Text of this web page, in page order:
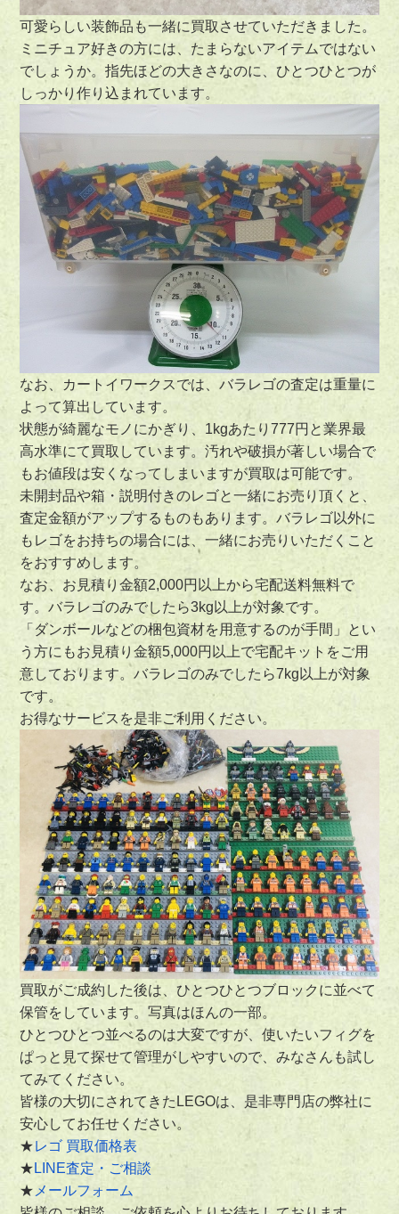
可愛らしい装飾品も一緒に買取させていただきました。
ミニチュア好きの方には、たまらないアイテムではない
でしょうか。指先ほどの大きさなのに、ひとつひとつが
しっかり作り込まれています。
なお、カートイワークスでは、バラレゴの査定は重量に
よって算出しています。
状態が綺麗なモノにかぎり、1kgあたり777円と業界最
高水準にて買取しています。汚れや破損が著しい場合で
もお値段は安くなってしまいますが買取は可能です。
未開封品や箱・説明付きのレゴと一緒にお売り頂くと、
査定金額がアップするものもあります。バラレゴ以外に
もレゴをお持ちの場合には、一緒にお売りいただくこと
をおすすめします。
なお、 お見積り金額2,000円以上から宅配送料無料で
す。バラレゴのみでしたら3kg以上が対象です。
「ダンボールなどの梱包資材を用意するのが手間」とい
う方にもお見積り金額5,000円以上で宅配キットをご用
意しております。バラレゴのみでしたら7kg以上が対象
です。
お得なサービスを是非ご利用ください。
買取がご成約した後は、ひとつひとつブロックに並べて
保管をしています。写真はほんの一部。
ひとつひとつ並べるのは大変ですが、使いたいフィグを
ぱっと見て探せて管理がしやすいので、みなさんも試し
てみてください。
皆様の大切にされてきたLEGOは、是非専門店の弊社に
安心してお任せください。
★レゴ 買取価格表
★LINE査定・ご相談
★メールフォーム